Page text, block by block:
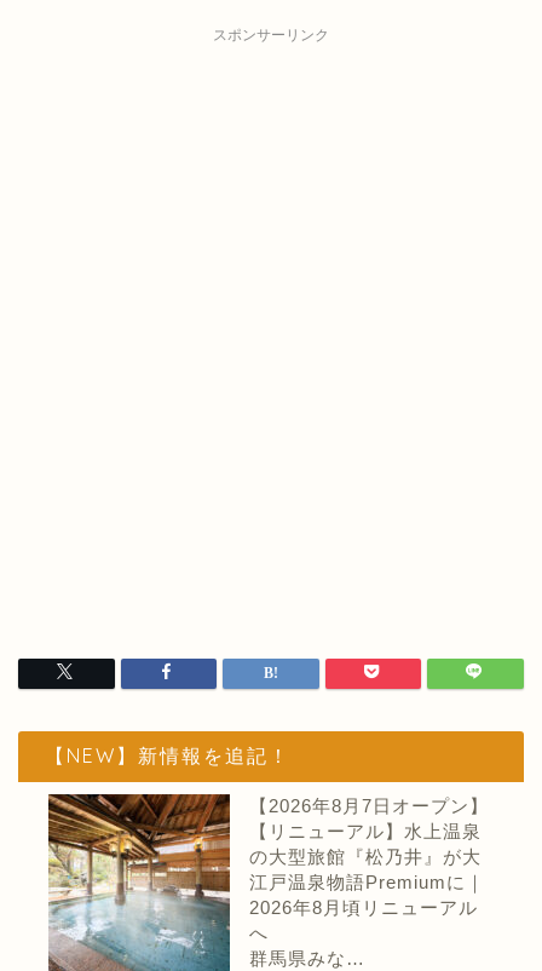
スポンサーリンク
【NEW】新情報を追記！
【2026年8月7日オープン】
【リニューアル】水上温泉
の大型旅館『松乃井』が大
江戸温泉物語Premiumに｜
2026年8月頃リニューアル
へ
群馬県みな…